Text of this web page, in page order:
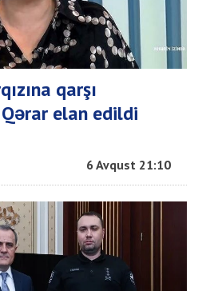
qarşı
elan edildi
6 Avqust 21:10